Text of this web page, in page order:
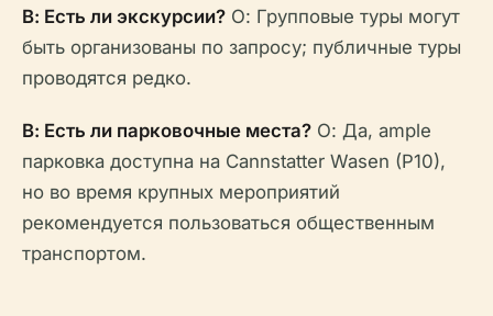
В: Есть ли экскурсии? О: Групповые туры могут
быть организованы по запросу; публичные туры
проводятся редко.
В: Есть ли парковочные места? О: Да, ample
парковка доступна на Cannstatter Wasen (P10),
но во время крупных мероприятий
рекомендуется пользоваться общественным
транспортом.